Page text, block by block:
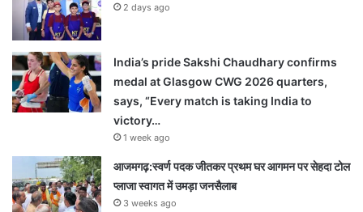
2 days ago
India’s pride Sakshi Chaudhary confirms
medal at Glasgow CWG 2026 quarters,
says, “Every match is taking India to
victory…
1 week ago
आजमगढ़:स्वर्ण पदक जीतकर प्रथम घर आगमन पर सेहदा टोल
प्लाजा स्वागत में उमड़ा जनसैलाब
3 weeks ago